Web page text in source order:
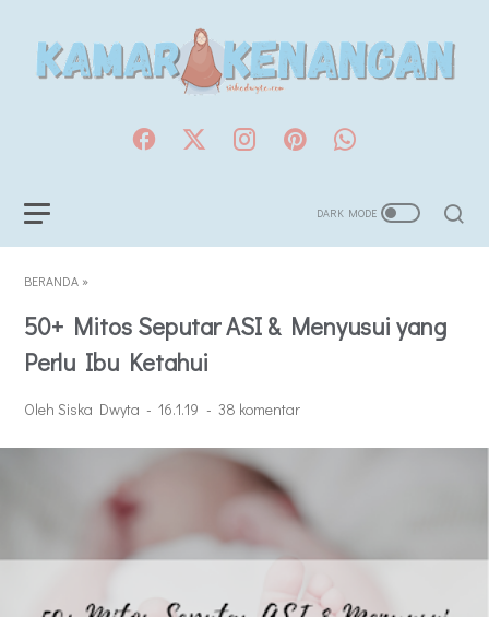
BERANDA »
50+ Mitos Seputar ASI & Menyusui yang
Perlu Ibu Ketahui
Oleh Siska Dwyta 16.1.19 38 komentar